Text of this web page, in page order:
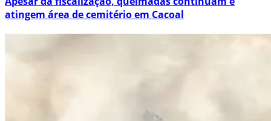
atingem área de cemitério em Cacoal